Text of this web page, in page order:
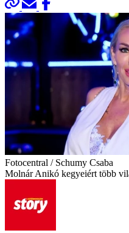
Fotocentral / Schumy Csaba
Molnár Anikó kegyeiért több